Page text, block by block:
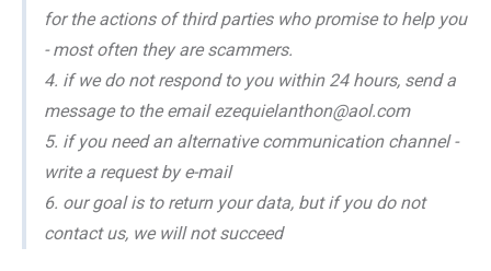
for the actions of third parties who promise to help you
- most often they are scammers.
4. if we do not respond to you within 24 hours, send a
message to the email ezequielanthon@aol.com
5. if you need an alternative communication channel -
write a request by e-mail
6. our goal is to return your data, but if you do not
contact us, we will not succeed